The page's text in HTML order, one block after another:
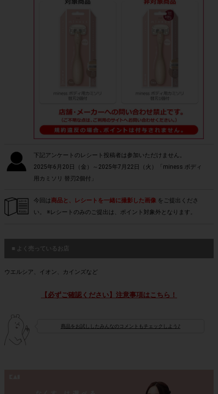
下記アンケートのレシート投稿者は参加いただけません。
2025年6月20日（金）～2025年7月22日（火）「miness ボディ
用カミソリ 替刃2個付」
今回は商品と、レシートを一緒に撮影した画像をご提出くださ
い。 ※レシートのみのご提出は、ポイント対象外となります。
■ よく売っているお店
ウエルシア、イオン、カインズなど
【必ずご確認ください】注意事項はこちら！
商品をお試ししたみんなのコメントもチェックしよう♪